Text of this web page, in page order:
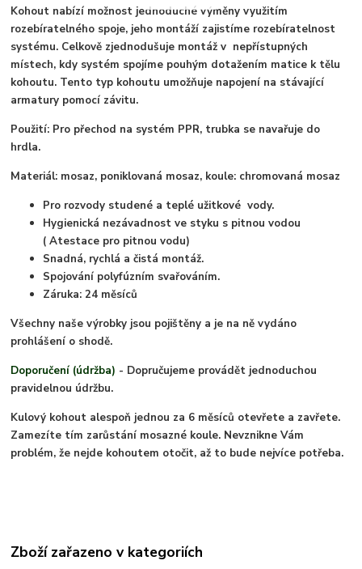
Kohout nabízí možnost jednoduché výměny využitím
rozebíratelného spoje, jeho montáží zajistíme rozebíratelnost
systému. Celkově zjednodušuje montáž v nepřístupných
místech, kdy systém spojíme pouhým dotažením matice k tělu
kohoutu. Tento typ kohoutu umožňuje napojení na stávající
armatury pomocí závitu.
Použití: Pro přechod na systém PPR, trubka se navařuje do
hrdla.
Materiál: mosaz, poniklovaná mosaz, koule: chromovaná mosaz
Pro rozvody studené a teplé užitkové vody.
Hygienická nezávadnost ve styku s pitnou vodou
( Atestace pro pitnou vodu)
Snadná, rychlá a čistá montáž.
Spojování polyfúzním svařováním.
Záruka: 24 měsíců
Všechny naše výrobky jsou pojištěny a je na ně vydáno
prohlášení o shodě.
Doporučení (údržba) - Dopručujeme provádět jednoduchou
pravidelnou údržbu.
Kulový kohout alespoň jednou za 6 měsíců otevřete a zavřete.
Zamezíte tím zarůstání mosazné koule. Nevznikne Vám
problém, že nejde kohoutem otočit, až to bude nejvíce potřeba.
Zboží zařazeno v kategoriích